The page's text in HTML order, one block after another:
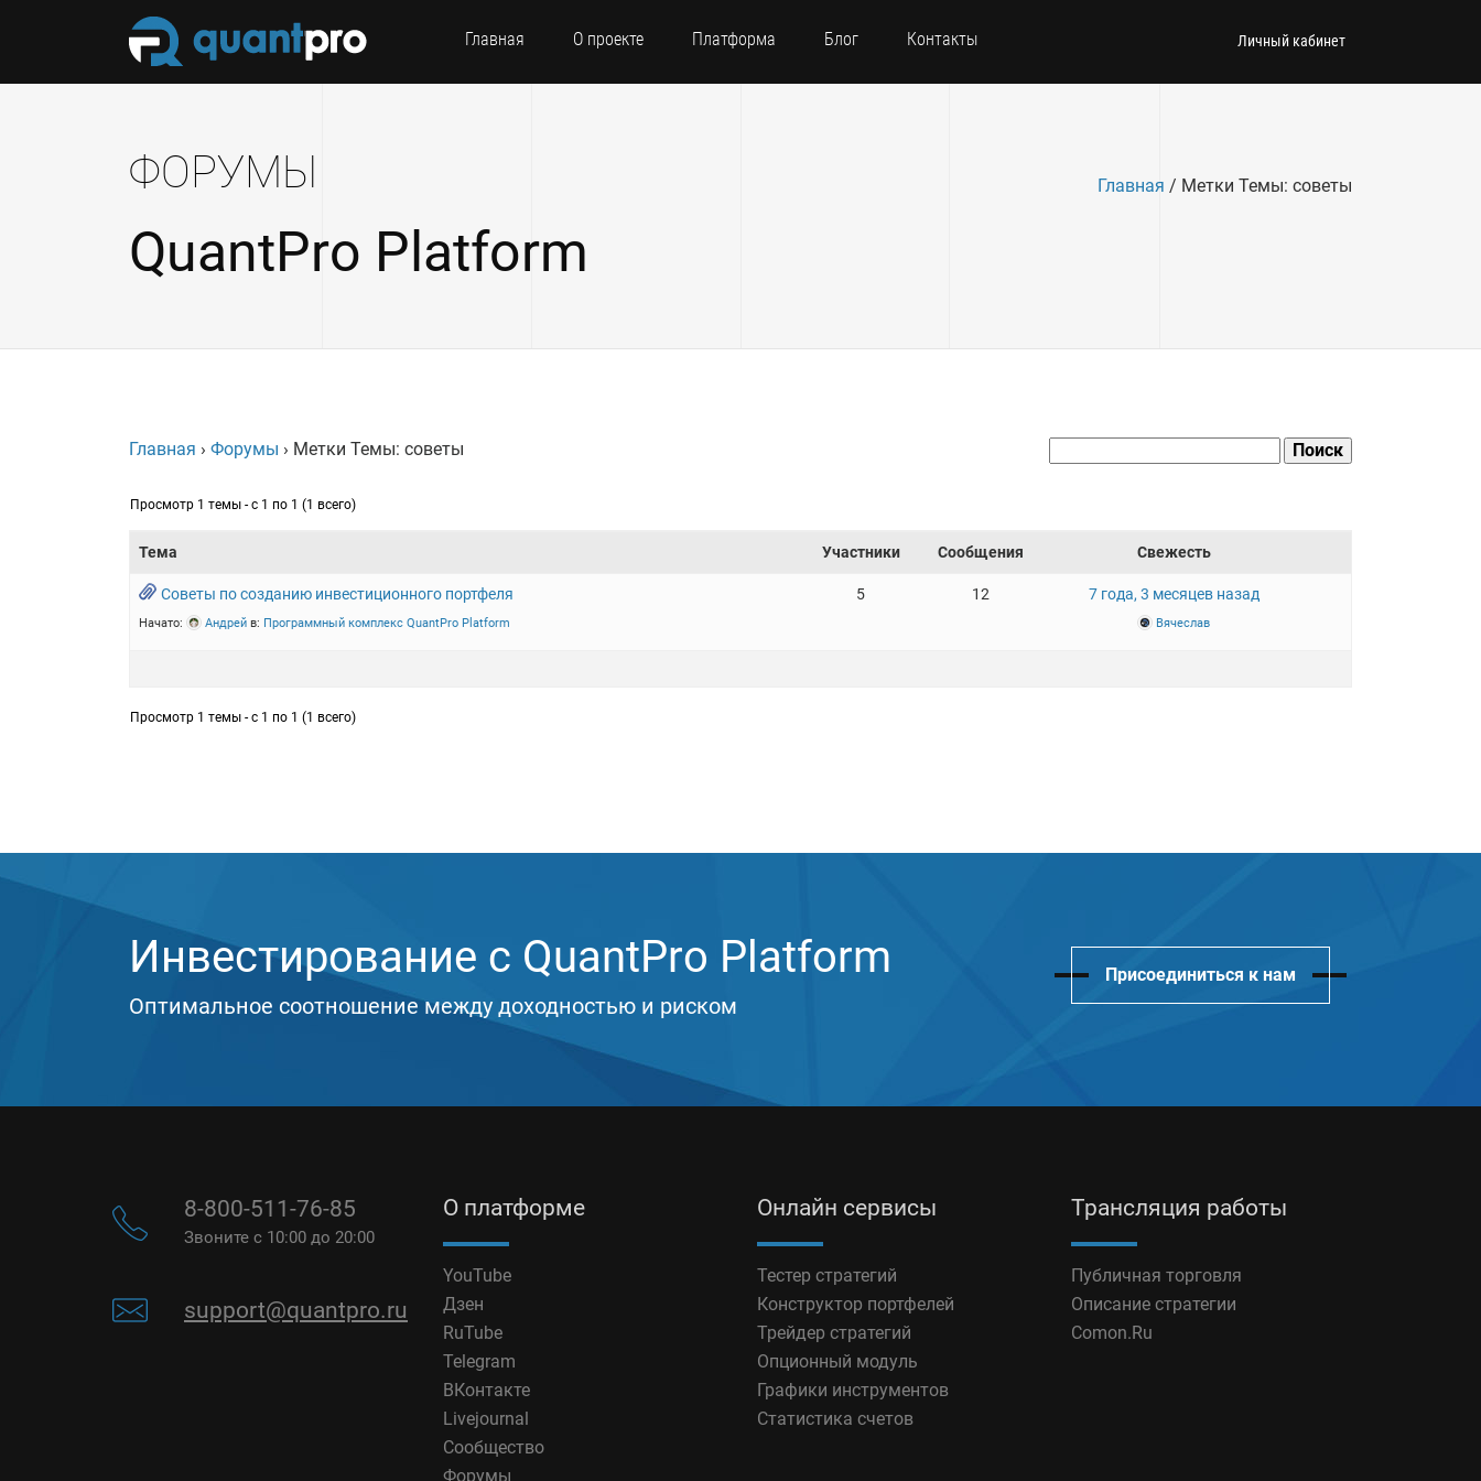
Главная О проекте Платформа Блог Контакты Личный кабинет
ФОРУМЫ Главная / Метки Темы: советы
QuantPro Platform
Главная › Форумы › Метки Темы: советы
Просмотр 1 темы - с 1 по 1 (1 всего)
Тема Участники Сообщения Свежесть
Советы по созданию инвестиционного портфеля
Начато: Андрей в: Программный комплекс QuantPro Platform
5 12 7 года, 3 месяцев назад
Вячеслав
Просмотр 1 темы - с 1 по 1 (1 всего)
Инвестирование с QuantPro Platform
Оптимальное соотношение между доходностью и риском
Присоединиться к нам
8-800-511-76-85
Звоните с 10:00 до 20:00
support@quantpro.ru
О платформе
YouTube
Дзен
RuTube
Telegram
ВКонтакте
Livejournal
Сообщество
Форумы
Онлайн сервисы
Тестер стратегий
Конструктор портфелей
Трейдер стратегий
Опционный модуль
Графики инструментов
Статистика счетов
Трансляция работы
Публичная торговля
Описание стратегии
Comon.Ru